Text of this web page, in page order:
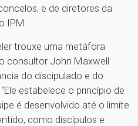
e de diretores da
IPM.
trouxe uma metáfora
consultor John Maxwell
do discipulado e do
estabelece o princípio de
é desenvolvido até o limite
como discípulos e